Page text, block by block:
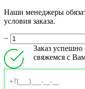
Наши менеджеры
условия заказа.
−
Заказ
свяжемся с